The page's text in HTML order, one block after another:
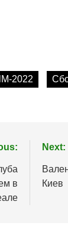
2022
в
Next:
Киев